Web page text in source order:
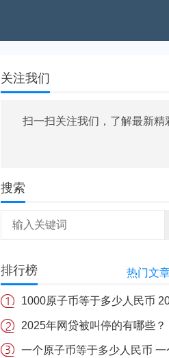
关注我们
扫一扫关注我们，了解最新精
搜索
排行榜 热门文
2025年网贷被叫停的有哪些？